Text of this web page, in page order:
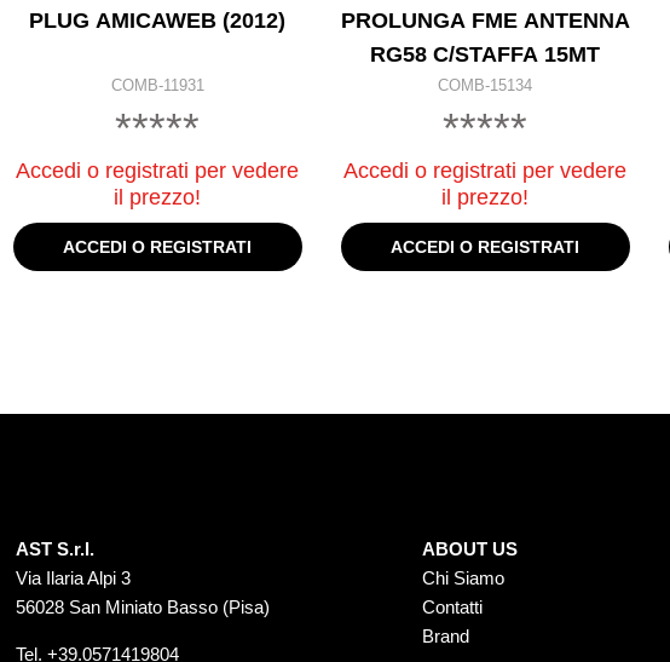
PLUG AMICAWEB (2012)
COMB-11931
*****
Accedi o registrati per vedere
il prezzo!
ACCEDI O REGISTRATI
PROLUNGA FME ANTENNA
RG58 C/STAFFA 15MT
COMB-15134
*****
Accedi o registrati per vedere
il prezzo!
ACCEDI O REGISTRATI
AST S.r.l.
Via Ilaria Alpi 3
56028 San Miniato Basso (Pisa)
Tel.+39.0571419804
ABOUT US
Chi Siamo
Contatti
Brand